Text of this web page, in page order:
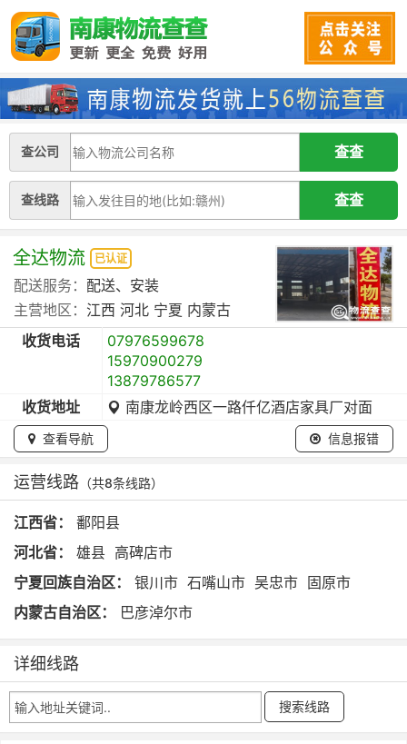
查公司
查线路
全达物流 已认证
配送服务： 配送、安装
主营地区： 江西 河北 宁夏 内蒙古
收货电话
07976599678
15970900279
13879786577
收货地址
南康龙岭西区一路仟亿酒店家具厂对面
查看导航 信息报错
运营线路 （共8条线路）
江西省：
鄱阳县
河北省：
雄县 高碑店市
宁夏回族自治区：
银川市 石嘴山市 吴忠市 固原市
内蒙古自治区：
巴彦淖尔市
详细线路